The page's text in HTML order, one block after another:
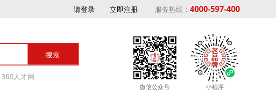
请登录 立即注册 服务热线： 4000-597-400
360人才网
微信公众号 小程序